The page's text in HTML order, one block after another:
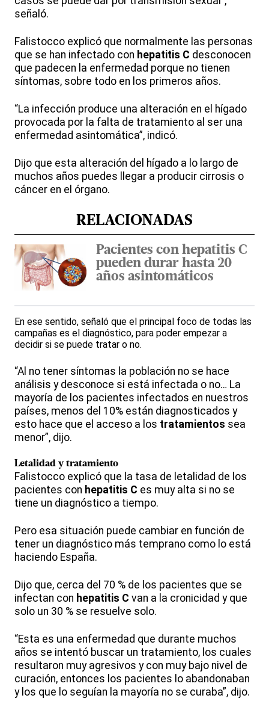
señaló.
Falistocco explicó que normalmente las personas
que se han infectado con hepatitis C desconocen
que padecen la enfermedad porque no tienen
síntomas, sobre todo en los primeros años.
“La infección produce una alteración en el hígado
provocada por la falta de tratamiento al ser una
enfermedad asintomática”, indicó.
Dijo que esta alteración del hígado a lo largo de
muchos años puedes llegar a producir cirrosis o
cáncer en el órgano.
RELACIONADAS
Pacientes con hepatitis C
pueden durar hasta 20
años asintomáticos
En ese sentido, señaló que el principal foco de todas las
campañas es el diagnóstico, para poder empezar a
decidir si se puede tratar o no.
“Al no tener síntomas la población no se hace
análisis y desconoce si está infectada o no… La
mayoría de los pacientes infectados en nuestros
países, menos del 10% están diagnosticados y
esto hace que el acceso a los tratamientos sea
menor”, dijo.
Letalidad y tratamiento
Falistocco explicó que la tasa de letalidad de los
pacientes con hepatitis C es muy alta si no se
tiene un diagnóstico a tiempo.
Pero esa situación puede cambiar en función de
tener un diagnóstico más temprano como lo está
haciendo España.
Dijo que, cerca del 70 % de los pacientes que se
infectan con hepatitis C van a la cronicidad y que
solo un 30 % se resuelve solo.
“Esta es una enfermedad que durante muchos
años se intentó buscar un tratamiento, los cuales
resultaron muy agresivos y con muy bajo nivel de
curación, entonces los pacientes lo abandonaban
y los que lo seguían la mayoría no se curaba”, dijo.